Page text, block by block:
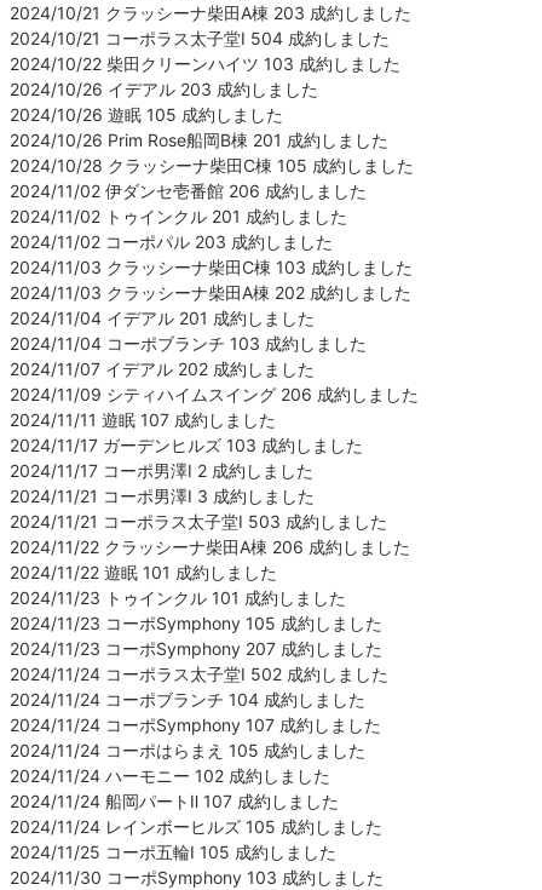
2024/10/21 クラッシーナ柴田A棟 203 成約しました
2024/10/21 コーポラス太子堂Ⅰ 504 成約しました
2024/10/22 柴田クリーンハイツ 103 成約しました
2024/10/26 イデアル 203 成約しました
2024/10/26 遊眠 105 成約しました
2024/10/26 Prim Rose船岡B棟 201 成約しました
2024/10/28 クラッシーナ柴田C棟 105 成約しました
2024/11/02 伊ダンセ壱番館 206 成約しました
2024/11/02 トゥインクル 201 成約しました
2024/11/02 コーポパル 203 成約しました
2024/11/03 クラッシーナ柴田C棟 103 成約しました
2024/11/03 クラッシーナ柴田A棟 202 成約しました
2024/11/04 イデアル 201 成約しました
2024/11/04 コーポブランチ 103 成約しました
2024/11/07 イデアル 202 成約しました
2024/11/09 シティハイムスイング 206 成約しました
2024/11/11 遊眠 107 成約しました
2024/11/17 ガーデンヒルズ 103 成約しました
2024/11/17 コーポ男澤Ⅰ 2 成約しました
2024/11/21 コーポ男澤Ⅰ 3 成約しました
2024/11/21 コーポラス太子堂Ⅰ 503 成約しました
2024/11/22 クラッシーナ柴田A棟 206 成約しました
2024/11/22 遊眠 101 成約しました
2024/11/23 トゥインクル 101 成約しました
2024/11/23 コーポSymphony 105 成約しました
2024/11/23 コーポSymphony 207 成約しました
2024/11/24 コーポラス太子堂Ⅰ 502 成約しました
2024/11/24 コーポブランチ 104 成約しました
2024/11/24 コーポSymphony 107 成約しました
2024/11/24 コーポはらまえ 105 成約しました
2024/11/24 ハーモニー 102 成約しました
2024/11/24 船岡パートⅡ 107 成約しました
2024/11/24 レインボーヒルズ 105 成約しました
2024/11/25 コーポ五輪Ⅰ 105 成約しました
2024/11/30 コーポSymphony 103 成約しました